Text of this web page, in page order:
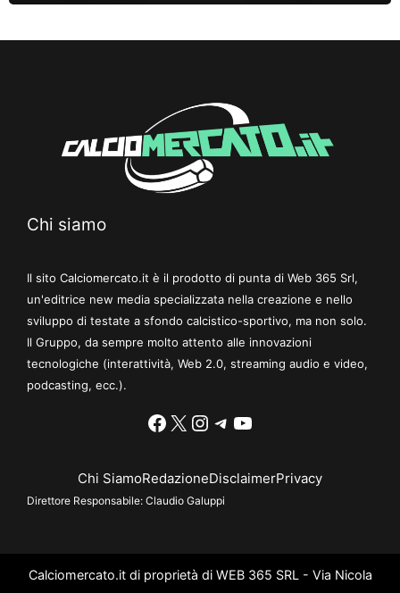
Chi siamo
Il sito Calciomercato.it è il prodotto di punta di Web 365 Srl,
un'editrice new media specializzata nella creazione e nello
sviluppo di testate a sfondo calcistico-sportivo, ma non solo.
Il Gruppo, da sempre molto attento alle innovazioni
tecnologiche (interattività, Web 2.0, streaming audio e video,
podcasting, ecc.).
Facebook
X Instagram
Telegram
YouTube
Chi SiamoRedazioneDisclaimerPrivacy
Direttore Responsabile: Claudio Galuppi
Calciomercato.it di proprietà di WEB 365 SRL - Via Nicola